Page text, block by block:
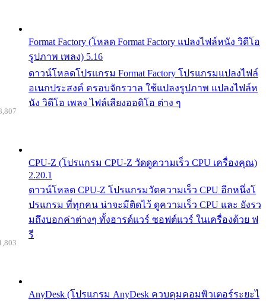
Format Factory (โหลด Format Factory แปลงไฟล์หนัง วิดีโอ
รูปภาพ เพลง) 5.16
ดาวน์โหลดโปรแกรม Format Factory โปรแกรมแปลงไฟล์
อเนกประสงค์ ครอบจักรวาล ใช้แปลงรูปภาพ แปลงไฟล์ห
นัง วิดีโอ เพลง ไฟล์เสียงออดิโอ ต่าง ๆ
CPU-Z (โปรแกรม CPU-Z วัดดูความเร็ว CPU เครื่องคุณ)
2.20.1
ดาวน์โหลด CPU-Z โปรแกรมวัดความเร็ว CPU อีกหนึ่งโ
ปรแกรม ที่ทุกคน น่าจะมีติดไว้ ดูความเร็ว CPU และ ยังรว
มถึงบอกค่าต่างๆ ทั้งฮารด์แวร์ ซอฟต์แวร์ ในเครื่องด้วย ฟ
รี
AnyDesk (โปรแกรม AnyDesk ควบคุมคอมพิวเตอร์ระยะไ